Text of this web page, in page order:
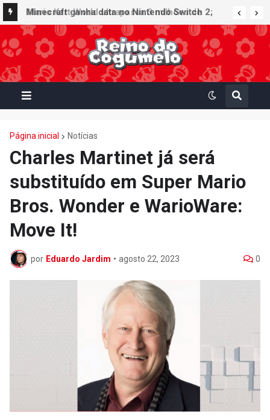
Minecraft ganha data no Nintendo Switch 2;
Super Mario Mash-Up receberá atualização
gráfica exclusiva
Página inicial Notícias
Charles Martinet já será
substituído em Super Mario
Bros. Wonder e WarioWare:
Move It!
por Eduardo Jardim • agosto 22, 2023 0